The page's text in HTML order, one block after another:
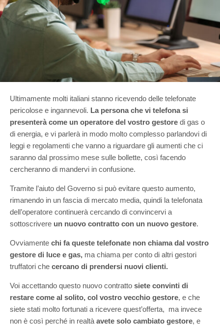
Ultimamente molti italiani stanno ricevendo delle telefonate
pericolose e ingannevoli. La persona che vi telefona si
presenterà come un operatore del vostro gestore di gas o
di energia, e vi parlerà in modo molto complesso parlandovi di
leggi e regolamenti che vanno a riguardare gli aumenti che ci
saranno dal prossimo mese sulle bollette, così facendo
cercheranno di mandervi in confusione.
Tramite l’aiuto del Governo si può evitare questo aumento,
rimanendo in un fascia di mercato media, quindi la telefonata
dell’operatore continuerà cercando di convincervi a
sottoscrivere un nuovo contratto con un nuovo gestore.
Ovviamente chi fa queste telefonate non chiama dal vostro
gestore di luce e gas, ma chiama per conto di altri gestori
truffatori che cercano di prendersi nuovi clienti.
Voi accettando questo nuovo contratto siete convinti di
restare come al solito, col vostro vecchio gestore, e che
siete stati molto fortunati a ricevere quest’offerta, ma invece
non è così perché in realtà avete solo cambiato gestore, e